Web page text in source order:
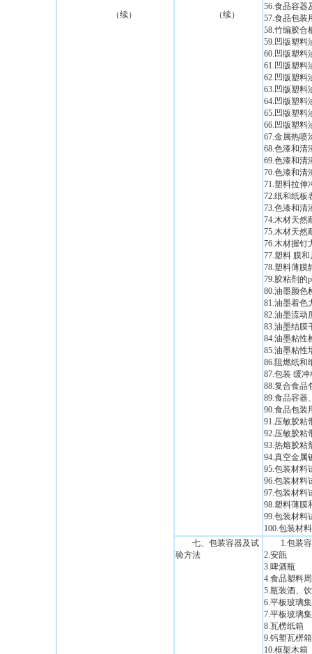
（续） （续）
56.食品容器
57.食品包装
58.竹编胶合
59.凹版塑料
60.凹版塑料
61.凹版塑料
62.凹版塑料
63.凹版塑料
64.凹版塑料
65.凹版塑料
66.凹版塑料
67.金属热喷
68.色漆和清
69.色漆和清
70.色漆和清
71.塑料拉伸
72.纸和纸板
73.色漆和清
74.木材天然
75.木材天然
76.木材握钉
77.塑料 膜
78.塑料薄膜
79.胶粘剂的
80.油墨颜色
81.油墨着色
82.油墨流动
83.油墨结膜
84.油墨粘性
85.油墨粘性
86.阻燃纸和
87.包装 缓
88.复合食品
89.食品容器
90.食品包装
91.压敏胶粘
92.压敏胶粘
93.热熔胶粘
94.真空金属
95.包装材料
96.包装材料
97.包装材料
98.塑料薄膜
99.包装材料
100.包装材
七、包装容器及试
验方法
1.包装
2.安瓿
3.啤酒瓶
4.食品塑料
5.瓶装酒、
6.平板玻璃
7.平板玻璃
8.瓦楞纸箱
9.钙塑瓦楞箱
10.框架木箱